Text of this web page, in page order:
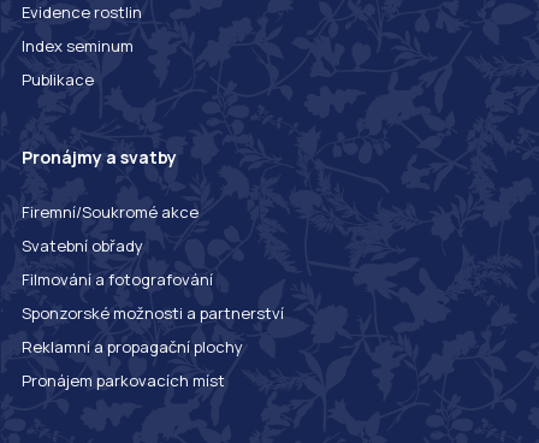
Evidence rostlin
Index seminum
Publikace
Pronájmy a svatby
Firemní/Soukromé akce
Svatební obřady
Filmování a fotografování
Sponzorské možnosti a partnerství
Reklamní a propagační plochy
Pronájem parkovacích míst